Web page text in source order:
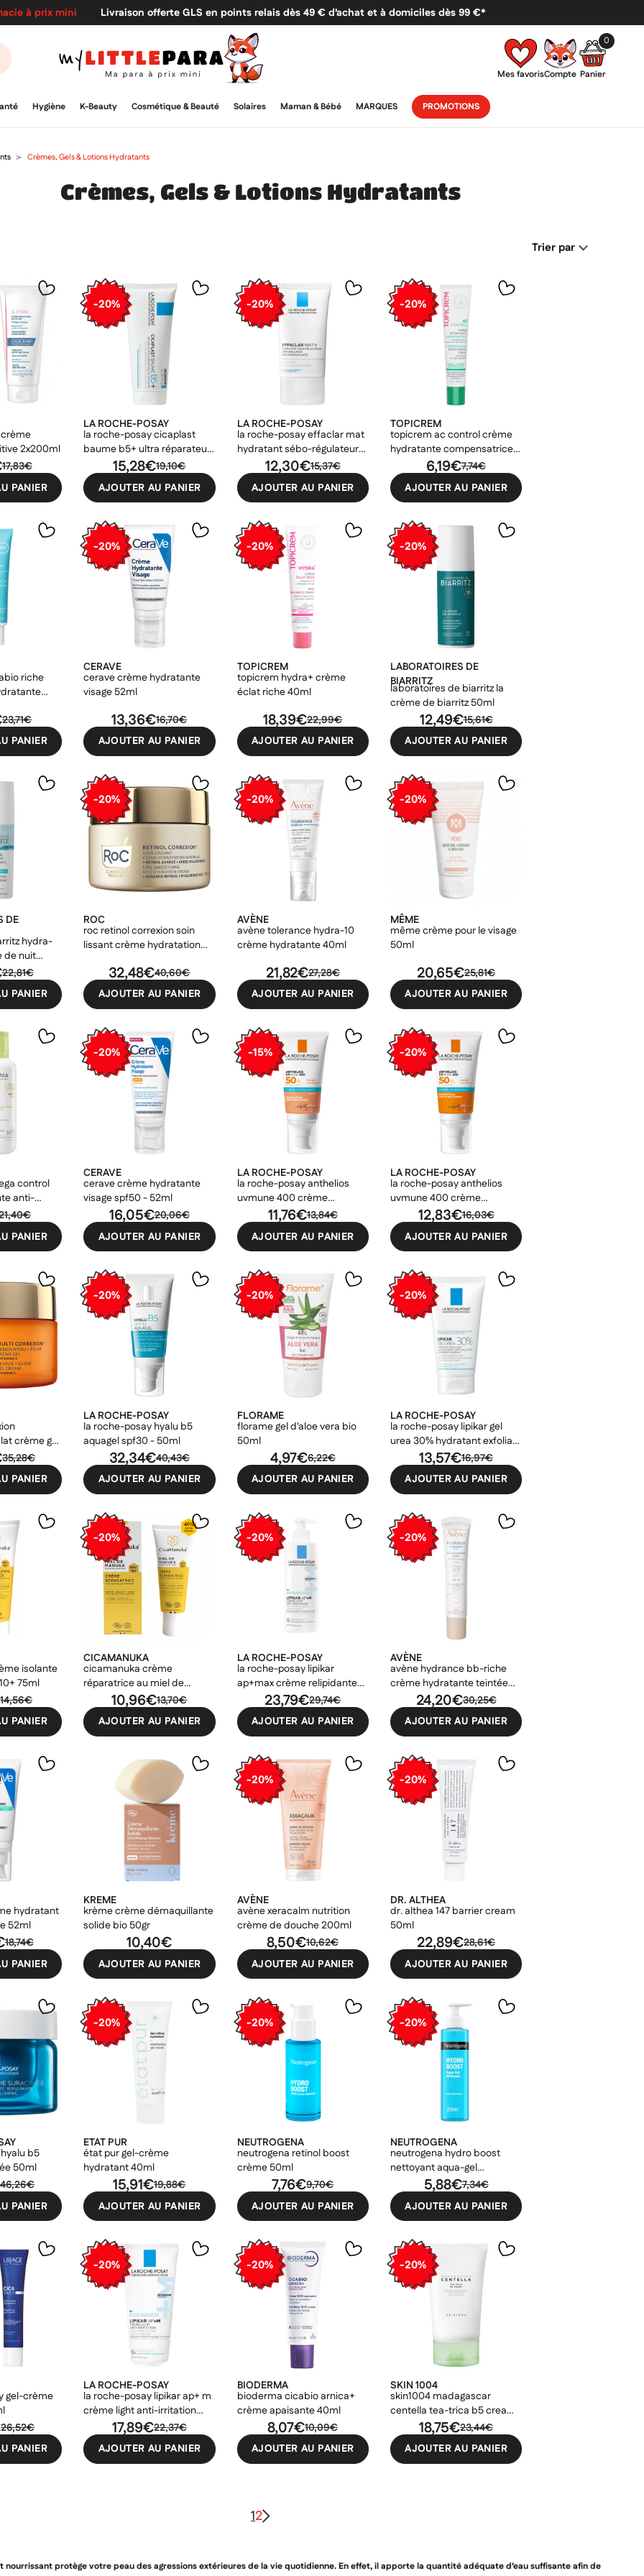
à prix mini Livraison offerte GLS en points relais dès 49 € d’achat et à domiciles dès 99 €*
Mes favorisCompte
0
Panier
Hygiène K-Beauty Cosmétique & Beauté Solaires Maman & Bébé MARQUES PROMOTIONS
Crèmes, Gels & Lotions Hydratants
Crèmes, Gels & Lotions Hydratants
Trier par
2x200ml
17,83€
PANIER
-20%
LA ROCHE-POSAY
la roche-posay cicaplast
baume b5+ ultra réparateur
apaisant 100ml 19,10€
15,28€
AJOUTER AU PANIER
-20%
LA ROCHE-POSAY
la roche-posay effaclar mat
hydratant sébo-régulateur
15,37€
12,30€
AJOUTER AU PANIER
-20%
TOPICREM
topicrem ac control crème
hydratante compensatrice
7,74€
6,19€
AJOUTER AU PANIER
riche
23,71€
PANIER
-20%
CERAVE
cerave crème hydratante
visage 52ml
16,70€
13,36€
AJOUTER AU PANIER
-20%
TOPICREM
topicrem hydra+ crème
éclat riche 40ml
22,99€
18,39€
AJOUTER AU PANIER
-20%
LABORATOIRES DE
BIARRITZ
laboratoires de biarritz la
crème de biarritz 50ml
15,61€
12,49€
AJOUTER AU PANIER
DE
hydra-
de nuit
bio 50ml
22,81€
PANIER
-20%
ROC
roc retinol correxion soin
lissant crème hydratation
40,60€
32,48€
AJOUTER AU PANIER
-20%
AVÈNE
avène tolerance hydra-10
crème hydratante 40ml
27,28€
21,82€
AJOUTER AU PANIER
-20%
MÊME
même crème pour le visage
50ml
25,81€
20,65€
AJOUTER AU PANIER
control
anti-
PANIER
-20%
CERAVE
cerave crème hydratante
visage spf50 - 52ml
20,06€
16,05€
AJOUTER AU PANIER
-15%
LA ROCHE-POSAY
la roche-posay anthelios
uvmune 400 crème
hydratante teintée spf50+
50ml
13,84€
11,76€
AJOUTER AU PANIER
-20%
LA ROCHE-POSAY
la roche-posay anthelios
uvmune 400 crème
hydratante spf50+ 50ml
16,03€
12,83€
AJOUTER AU PANIER
crème gel
35,28€
PANIER
-20%
LA ROCHE-POSAY
la roche-posay hyalu b5
aquagel spf30 - 50ml
40,43€
32,34€
AJOUTER AU PANIER
-20%
FLORAME
florame gel d'aloe vera bio
50ml
6,22€
4,97€
AJOUTER AU PANIER
-20%
LA ROCHE-POSAY
la roche-posay lipikar gel
urea 30% hydratant exfoliant
16,97€
13,57€
AJOUTER AU PANIER
isolante
75ml
14,56€
PANIER
-20%
CICAMANUKA
cicamanuka crème
réparatrice au miel de
manuka iaa10+ 40ml
13,70€
10,96€
AJOUTER AU PANIER
-20%
LA ROCHE-POSAY
la roche-posay lipikar
ap+max crème relipidante
400ml
29,74€
23,79€
AJOUTER AU PANIER
-20%
AVÈNE
avène hydrance bb-riche
crème hydratante teintée
30,25€
24,20€
AJOUTER AU PANIER
hydratant
52ml
18,74€
PANIER
KREME
krème crème démaquillante
solide bio 50gr
10,40€
AJOUTER AU PANIER
-20%
AVÈNE
avène xeracalm nutrition
crème de douche 200ml
10,62€
8,50€
AJOUTER AU PANIER
-20%
DR. ALTHEA
dr. althea 147 barrier cream
50ml
28,61€
22,89€
AJOUTER AU PANIER
b5
50ml
46,26€
PANIER
-20%
ETAT PUR
état pur gel-crème
hydratant 40ml
19,88€
15,91€
AJOUTER AU PANIER
-20%
NEUTROGENA
neutrogena retinol boost
crème 50ml
9,70€
7,76€
AJOUTER AU PANIER
-20%
NEUTROGENA
neutrogena hydro boost
nettoyant aqua-gel
nettoyant hydratant 200ml
7,34€
5,88€
AJOUTER AU PANIER
gel-crème
26,52€
PANIER
-20%
LA ROCHE-POSAY
la roche-posay lipikar ap+ m
crème light anti-irritation
200ml
22,37€
17,89€
AJOUTER AU PANIER
-20%
BIODERMA
bioderma cicabio arnica+
crème apaisante 40ml
10,09€
8,07€
AJOUTER AU PANIER
-20%
SKIN 1004
skin1004 madagascar
centella tea-trica b5 cream
23,44€
18,75€
AJOUTER AU PANIER
12
nourrissantprotège votre peau des agressions extérieuresde la vie quotidienne. En effet, il apporte la quantité adéquate d’eau suffisante afin de
une nouvelle liste
×
((modalDeleteText))
une liste d'envies ×
la liste d'envies
Créer une liste d'envies
×
être connecté pour ajouter des produits à votre liste d'envies.